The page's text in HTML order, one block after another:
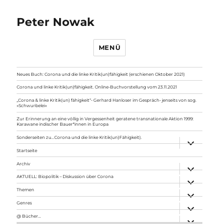
Peter Nowak
MENÜ
Neues Buch: Corona und die linke Kritik(un)fähigkeit (erschienen Oktober 2021)
Corona und linke Kritik(un)fähigkeit. Online-Buchvorstellung vom 23.11.2021
„Corona & linke Kritik(un) fähigkeit“- Gerhard Hanloser im Gespräch- jenseits von sog.
»Schwurbelei«
Zur Erinnerung an eine völlig in Vergessenheit geratene transnationale Aktion 1999:
Karawane indischer Bauer*innen in Europa
Sonderseiten zu…Corona und die linke Kritik(un)Fähigkeit).
anzeigen
Startseite
Archiv
anzeigen
AKTUELL: Biopolitik – Diskussion über Corona
anzeigen
Themen
anzeigen
Genres
anzeigen
@ Bücher…